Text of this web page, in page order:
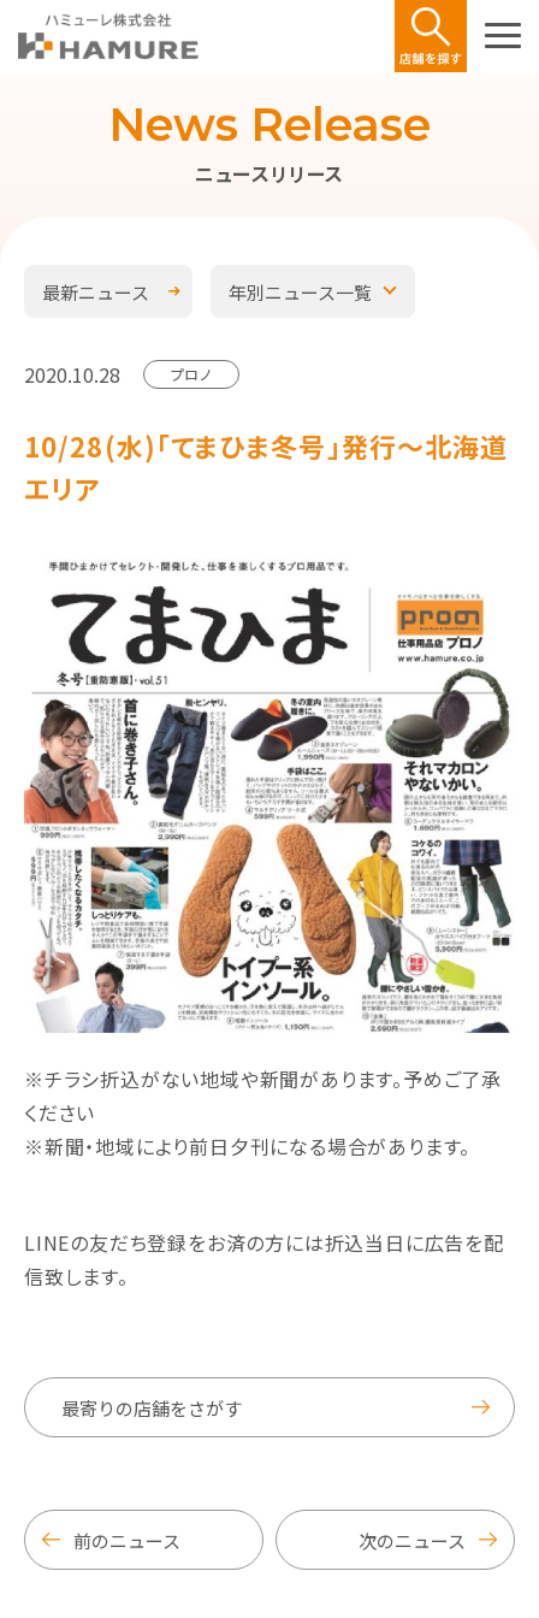
ニュースリリース
News Release
最新ニュース 年別ニュース一覧
2020.10.28 プロノ
10/28(水)「てまひま冬号」発行～北海道
エリア
※チラシ折込がない地域や新聞があります。予めご了承
ください
※新聞・地域により前日夕刊になる場合があります。
LINEの友だち登録をお済の方には折込当日に広告を配
信致します。
最寄りの店舗をさがす
前のニュース 次のニュース